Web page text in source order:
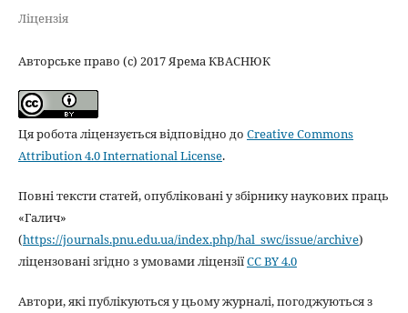
Ліцензія
Авторське право (c) 2017 Ярема КВАСНЮК
Ця робота ліцензується відповідно до Creative Commons
Attribution 4.0 International License.
Повні тексти статей, опубліковані у збірнику наукових праць
«Галич»
(https://journals.pnu.edu.ua/index.php/hal_swc/issue/archive)
ліцензовані згідно з умовами ліцензіїCC BY 4.0
Автори, які публікуються у цьому журналі, погоджуються з